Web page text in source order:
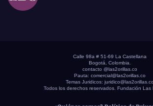
Calle 98a # 51-69 La Castellana
Bogotá, Colombia.
contacto @las2orillas.co
Pauta: comercial@las2orillas.co
Temas Juridicos: juridico@las2orillas.co
Todos los derechos reservados. Fundación Las